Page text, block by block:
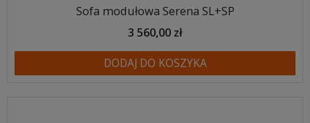
Sofa modułowa Serena SL+SP
3 560,00 zł
DODAJ DO KOSZYKA